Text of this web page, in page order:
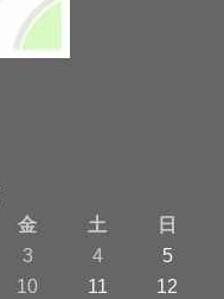
金 土
日
3 4
5
10 11
12